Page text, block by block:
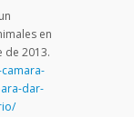
en
de 2013.
dar-